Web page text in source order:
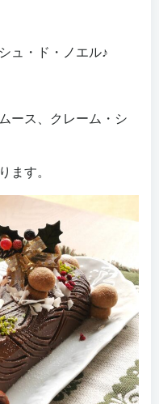
ュ・ド・ノエル♪
ース、クレーム・シ
ます。